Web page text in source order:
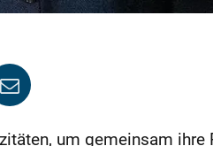
um gemeinsam